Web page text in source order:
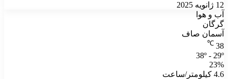
12 ژانویه 2025
آب و هوا
گرگان
آسمان صاف
38
℃
38º - 29º
23%
4.6 کیلومتر/ساعت